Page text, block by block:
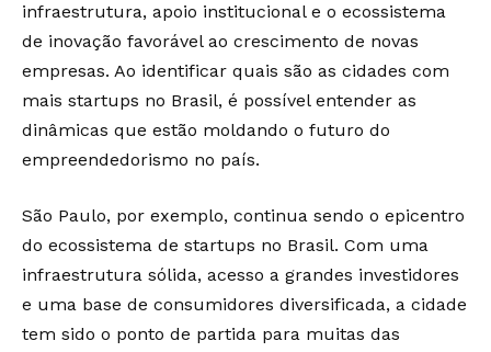
infraestrutura, apoio institucional e o ecossistema
de inovação favorável ao crescimento de novas
empresas. Ao identificar quais são as cidades com
mais startups no Brasil, é possível entender as
dinâmicas que estão moldando o futuro do
empreendedorismo no país.
São Paulo, por exemplo, continua sendo o epicentro
do ecossistema de startups no Brasil. Com uma
infraestrutura sólida, acesso a grandes investidores
e uma base de consumidores diversificada, a cidade
tem sido o ponto de partida para muitas das